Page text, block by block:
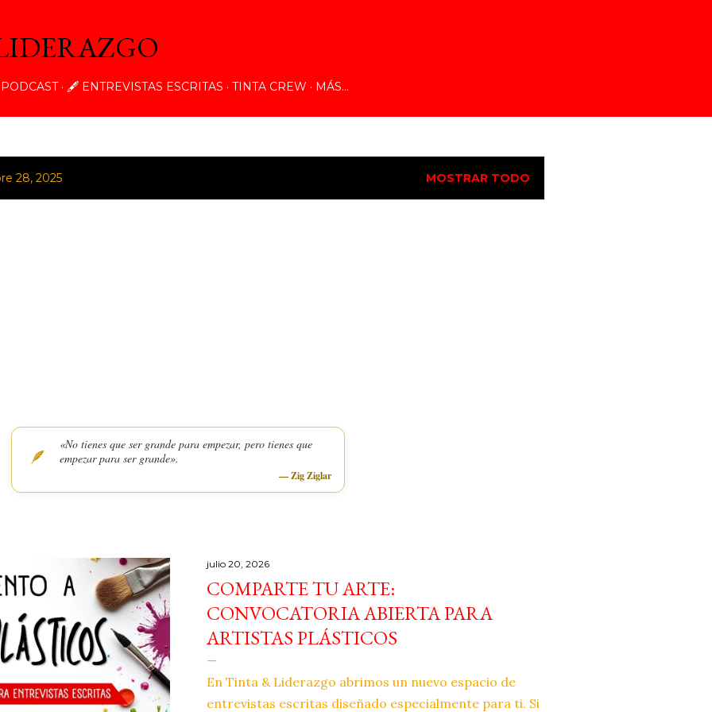
🖋️ ENTREVISTAS ESCRITAS TINTA CREW MÁS…
28, 2025 MOSTRAR TODO
🪶
«No tienes que ser grande para empezar, pero tienes que
empezar para ser grande».
— Zig Ziglar
julio 20, 2026
COMPARTE TU ARTE:
CONVOCATORIA ABIERTA PARA
ARTISTAS PLÁSTICOS
En Tinta & Liderazgo abrimos un nuevo espacio de
entrevistas escritas diseñado especialmente para ti. Si